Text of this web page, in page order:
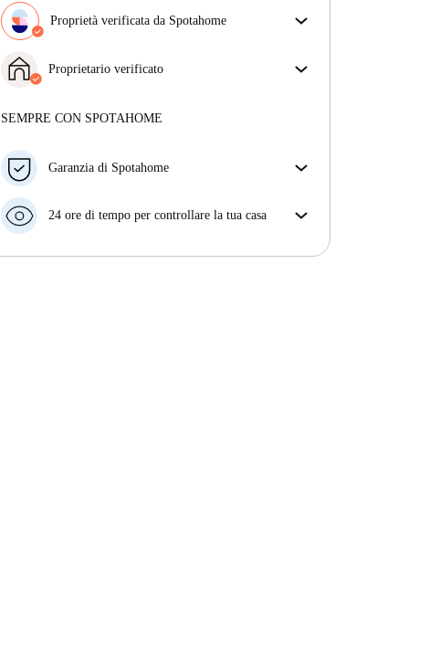
Proprietà verificata da Spotahome
ottieni esattamente ciò che vedi nell'annuncio.
Più sulla verifica
Proprietario verificato
Maggiori informazioni su questo locatore
SEMPRE CON SPOTAHOME
Garanzia di Spotahome
con breve preavviso, noi A) ti pagheremo un hotel e
B) ti rimborseremo totalmente
24 ore di tempo per controllare la tua casa